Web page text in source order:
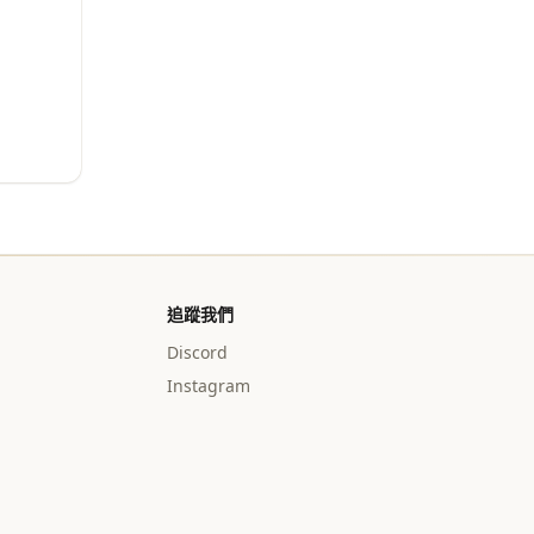
追蹤我們
Discord
Instagram